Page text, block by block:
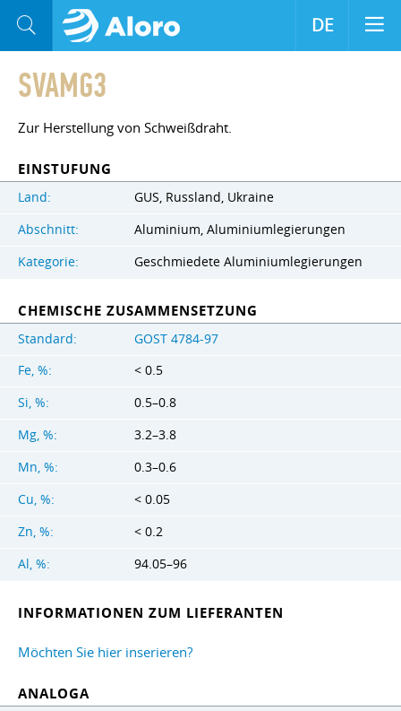
SVAMG3
Zur Herstellung von Schweißdraht.
EINSTUFUNG
Land:
GUS, Russland, Ukraine
Abschnitt:
Aluminium, Aluminiumlegierungen
Kategorie:
Geschmiedete Aluminiumlegierungen
CHEMISCHE ZUSAMMENSETZUNG
Standard:
GOST 4784-97
Fe, %:
< 0.5
Si, %:
0.5–0.8
Mg, %:
3.2–3.8
Mn, %:
0.3–0.6
Cu, %:
< 0.05
Zn, %:
< 0.2
Al, %:
94.05–96
INFORMATIONEN ZUM LIEFERANTEN
Möchten Sie hier inserieren?
ANALOGA
DE